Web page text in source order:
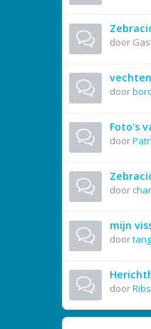
door
door
Foto's
door
door
mijn
door
door